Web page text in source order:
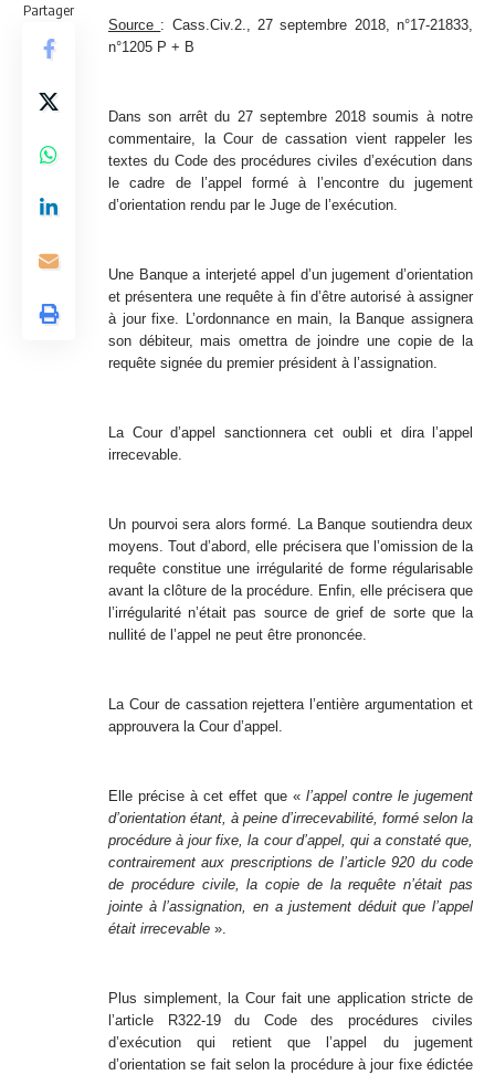
Partager
Source : Cass.Civ.2., 27 septembre 2018, n°17-21833,
n°1205 P + B
Dans son arrêt du 27 septembre 2018 soumis à notre
commentaire, la Cour de cassation vient rappeler les
textes du Code des procédures civiles d’exécution dans
le cadre de l’appel formé à l’encontre du jugement
d’orientation rendu par le Juge de l’exécution.
Une Banque a interjeté appel d’un jugement d’orientation
et présentera une requête à fin d’être autorisé à assigner
à jour fixe. L’ordonnance en main, la Banque assignera
son débiteur, mais omettra de joindre une copie de la
requête signée du premier président à l’assignation.
La Cour d’appel sanctionnera cet oubli et dira l’appel
irrecevable.
Un pourvoi sera alors formé. La Banque soutiendra deux
moyens. Tout d’abord, elle précisera que l’omission de la
requête constitue une irrégularité de forme régularisable
avant la clôture de la procédure. Enfin, elle précisera que
l’irrégularité n’était pas source de grief de sorte que la
nullité de l’appel ne peut être prononcée.
La Cour de cassation rejettera l’entière argumentation et
approuvera la Cour d’appel.
Elle précise à cet effet que « l’appel contre le jugement
d’orientation étant, à peine d’irrecevabilité, formé selon la
procédure à jour fixe, la cour d’appel, qui a constaté que,
contrairement aux prescriptions de l’article 920 du code
de procédure civile, la copie de la requête n’était pas
jointe à l’assignation, en a justement déduit que l’appel
était irrecevable ».
Plus simplement, la Cour fait une application stricte de
l’article R322-19 du Code des procédures civiles
d’exécution qui retient que l’appel du jugement
d’orientation se fait selon la procédure à jour fixe édictée